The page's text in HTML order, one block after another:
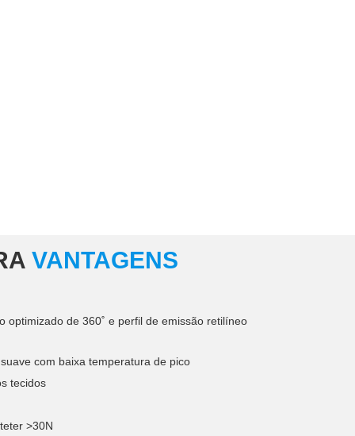
VANTAGENS
optimizado de 360˚ e perfil de emissão retilíneo
com baixa temperatura de pico
tecidos
>30N